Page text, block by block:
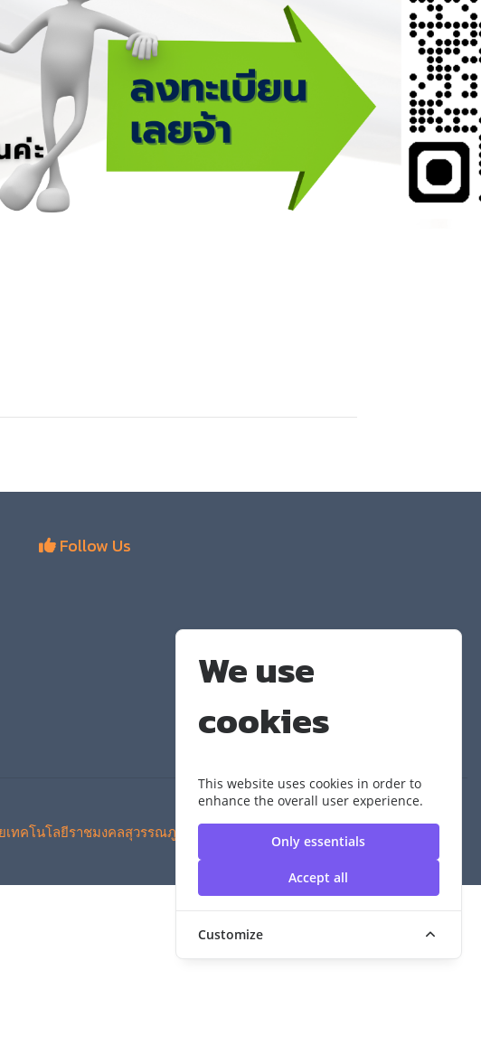
We use
cookies
This website uses cookies in order to
enhance the overall user experience.
Only essentials
Accept all
Customize
Follow Us
ทคโนโลยีราชมงคลสุวรรณภูมิ